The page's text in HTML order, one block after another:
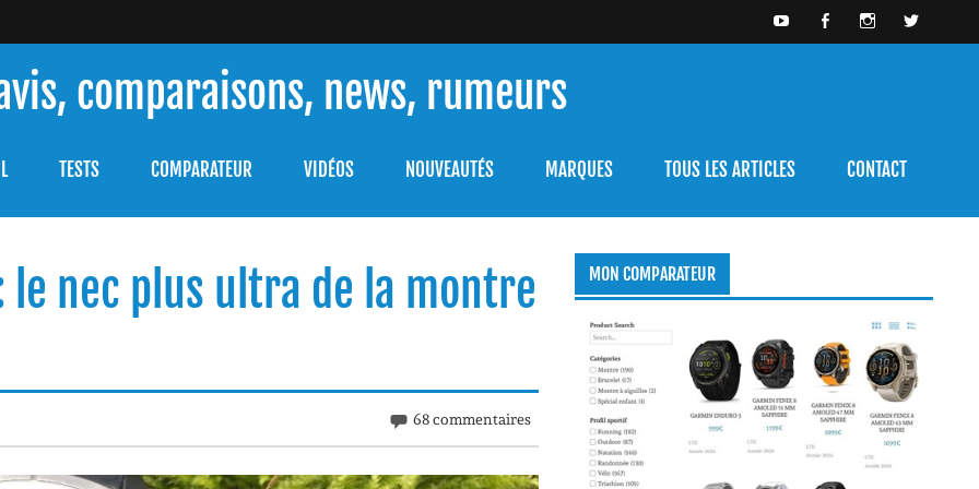
comparaisons, news, rumeurs
TESTS COMPARATEUR VIDÉOS NOUVEAUTÉS MARQUES TOUS LES ARTICLES CONTACT
le nec plus ultra de la montre
68 commentaires
MON COMPARATEUR